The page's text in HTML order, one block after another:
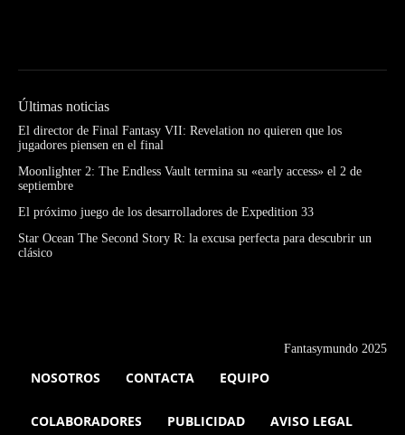
Últimas noticias
El director de Final Fantasy VII: Revelation no quieren que los
jugadores piensen en el final
Moonlighter 2: The Endless Vault termina su «early access» el 2 de
septiembre
El próximo juego de los desarrolladores de Expedition 33
Star Ocean The Second Story R: la excusa perfecta para descubrir un
clásico
Fantasymundo 2025
NOSOTROS CONTACTA EQUIPO
COLABORADORES PUBLICIDAD AVISO LEGAL